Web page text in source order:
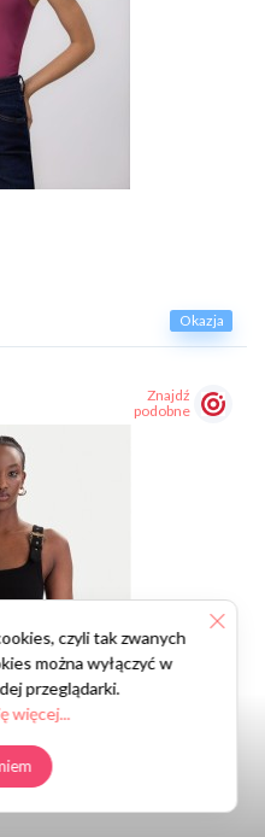
Okazja
Znajdź
podobne
czyli tak zwanych
można wyłączyć w
przeglądarki.
więcej...